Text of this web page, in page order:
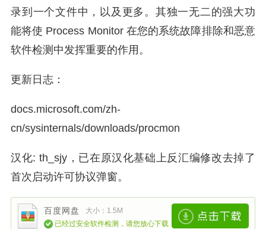
录到一个文件中，以及更多。其独一无二的强大功
能将使 Process Monitor 在您的系统故障排除和恶意
软件检测中发挥重要的作用。
更新日志：
docs.microsoft.com/zh-
cn/sysinternals/downloads/procmon
汉化: th_sjy，已在原汉化基础上反汇编修改去掉了
首次启动许可协议弹窗。
百度网盘
大小：1.5M
已经过安全软件检测，请您放心下载